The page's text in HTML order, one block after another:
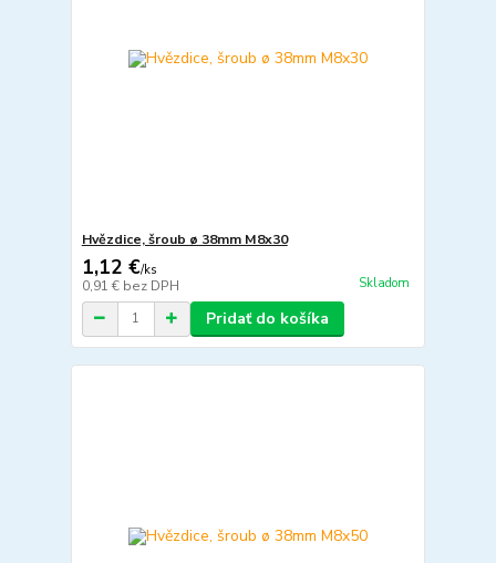
Hvězdice, šroub ø 38mm M8x30
1,12 €/ks
0,91 € bez DPH Skladom
Pridať do košíka